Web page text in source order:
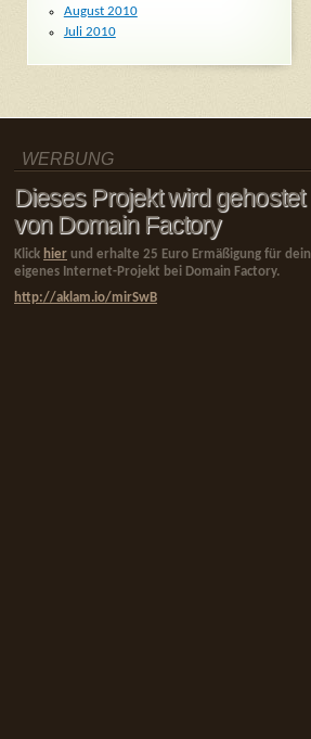
August 2010
Juli 2010
WERBUNG
Dieses Projekt wird gehostet
von Domain Factory
Klick hier und erhalte 25 Euro Ermäßigung für dein
eigenes Internet-Projekt bei Domain Factory.
http://aklam.io/mirSwB